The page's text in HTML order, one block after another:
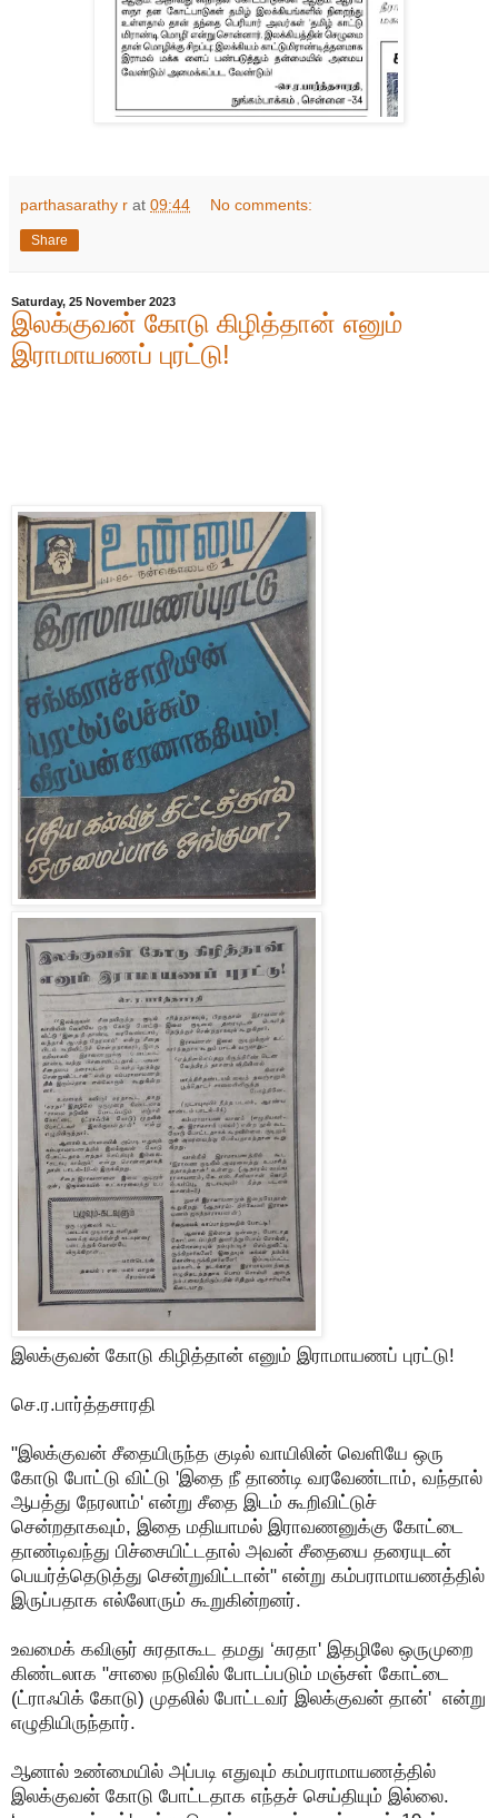
parthasarathy r at 09:44 No comments:
Share
Saturday, 25 November 2023
இலக்குவன் கோடு கிழித்தான் எனும்
இராமாயணப் புரட்டு!
இலக்குவன் கோடு கிழித்தான் எனும் இராமாயணப் புரட்டு!
செ.ர.பார்த்தசாரதி
"இலக்குவன் சீதையிருந்த குடில் வாயிலின் வெளியே ஒரு
கோடு போட்டு விட்டு 'இதை நீ தாண்டி வரவேண்டாம், வந்தால்
ஆபத்து நேரலாம்' என்று சீதை இடம் கூறிவிட்டுச்
சென்றதாகவும், இதை மதியாமல் இராவணனுக்கு கோட்டை
தாண்டிவந்து பிச்சையிட்டதால் அவன் சீதையை தரையுடன்
பெயர்த்தெடுத்து சென்றுவிட்டான்" என்று கம்பராமாயணத்தில்
இருப்பதாக எல்லோரும் கூறுகின்றனர்.
உவமைக் கவிஞர் சுரதாகூட தமது ‘சுரதா' இதழிலே ஒருமுறை
கிண்டலாக "சாலை நடுவில் போடப்படும் மஞ்சள் கோட்டை
(ட்ராஃபிக் கோடு) முதலில் போட்டவர் இலக்குவன் தான்' என்று
எழுதியிருந்தார்.
ஆனால் உண்மையில் அப்படி எதுவும் கம்பராமாயணத்தில்
இலக்குவன் கோடு போட்டதாக எந்தச் செய்தியும் இல்லை.